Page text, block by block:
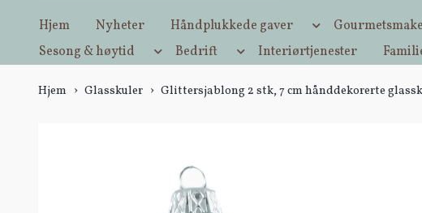
Hjem Nyheter Håndplukkede gaver
Sesong & høytid
Bedrift Interiørtjenester
Hjem Glasskuler Glittersjablong 2 stk, 7 cm hånddekorerte